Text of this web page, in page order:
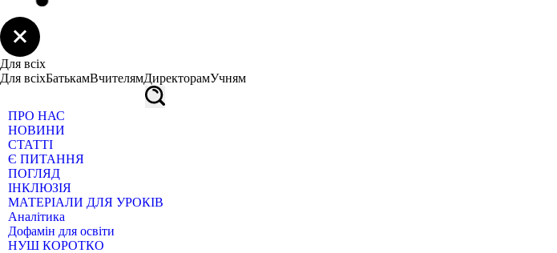
Для всіх
Для всіхБатькамВчителямДиректорамУчням
ПРО НАС
НОВИНИ
СТАТТІ
Є ПИТАННЯ
ПОГЛЯД
ІНКЛЮЗІЯ
МАТЕРІАЛИ ДЛЯ УРОКІВ
Аналітика
Дофамін для освіти
НУШ КОРОТКО